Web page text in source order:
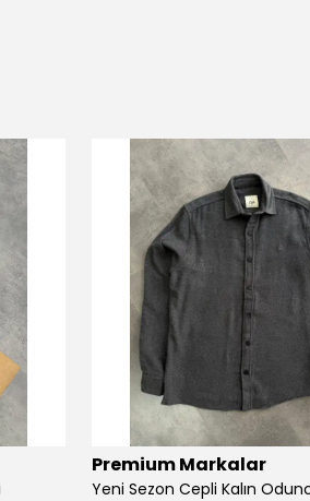
Premium Markalar
Yeni Sezon Cepli Kalın